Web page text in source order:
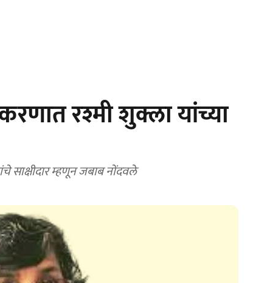
रश्मी शुक्ला यांच्या
साक्षीदार म्हणून जबाब नोंदवले